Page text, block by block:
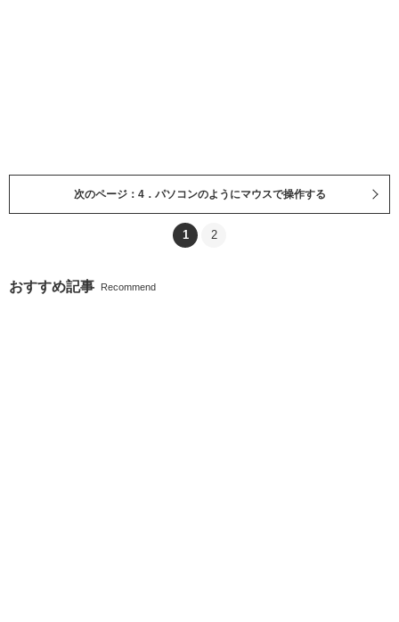
次のページ：4．パソコンのようにマウスで操作する
1 2
おすすめ記事 Recommend